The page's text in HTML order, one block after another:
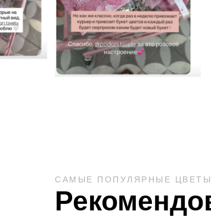
САМЫЕ ПОПУЛЯРНЫЕ ЦВЕТЫ